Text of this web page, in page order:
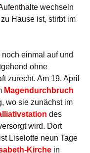
wechseln
Hause ist, stirbt im
einmal auf und
ohne
zurecht. Am 19. April
Magendurchbruch
wo sie zunächst im
des
wird. Dort
Liselotte neun Tage
Kirche in